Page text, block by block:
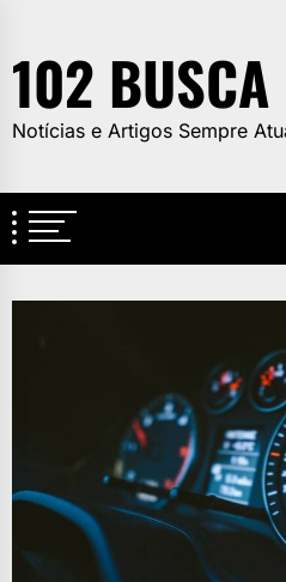
the
content
102 BUSCA
Notícias e Artigos Sempre